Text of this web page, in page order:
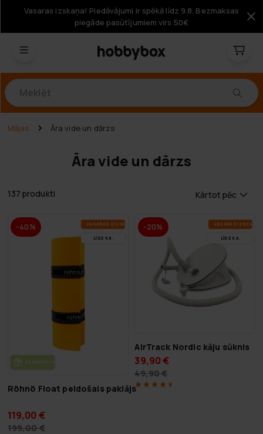
Vasaras izskaņa! Piedāvājumi ir spēkā līdz 9.8. Bezmaksas
piegāde pasūtījumiem virs 50€
Mājas Āra vide un dārzs
Āra vide un dārzs
137 produkti Kārtot pēc
-40% VA­SA­RAS IZ­SKA­ŅA
LĪDZ 9.8.
BEZ­MAK­SAS PIE­GĀ­DE
Röhnö Float peldošais paklājs
119,00 €
199,00 €
-20% VA­SA­RAS IZ­SKA­ŅA
LĪDZ 9.8.
AirTrack Nordic kāju sūknis
39,90 €
49,90 €